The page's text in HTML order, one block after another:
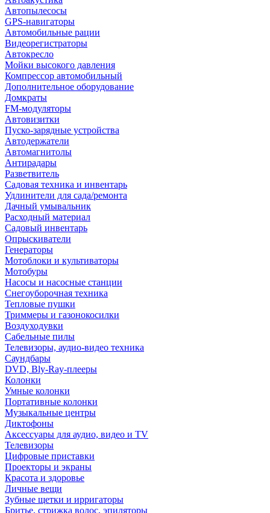
Автопылесосы
GPS-навигаторы
Автомобильные рации
Видеорегистраторы
Автокресло
Мойки высокого давления
Компрессор автомобильный
Дополнительное оборудование
Домкраты
FM-модуляторы
Автовизитки
Пуско-зарядные устройства
Автодержатели
Автомагнитолы
Антирадары
Разветвитель
Садовая техника и инвентарь
Удлинители для сада/ремонта
Дачный умывальник
Расходный материал
Садовый инвентарь
Опрыскиватели
Генераторы
Мотоблоки и культиваторы
Мотобуры
Насосы и насосные станции
Снегоуборочная техника
Тепловые пушки
Триммеры и газонокосилки
Воздуходувки
Сабельные пилы
Телевизоры, аудио-видео техника
Саундбары
DVD, Bly-Ray-плееры
Колонки
Умные колонки
Портативные колонки
Музыкальные центры
Диктофоны
Аксессуары для аудио, видео и TV
Телевизоры
Цифровые приставки
Проекторы и экраны
Красота и здоровье
Личные вещи
Зубные щетки и ирригаторы
Бритье, стрижка волос, эпиляторы